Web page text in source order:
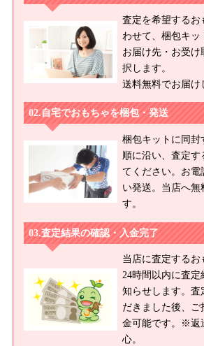
査定を希望するお
わせて、梱包キッ
お届け先・お受
択します。
送料無料でお届け
自宅でおもちゃを梱包・発送
梱包キットに同
順に沿い、査定す
てください。お
い発送。当店へ無
す。
査定結果の確認・入金完了
当店に査定するお
24時間以内に査
知らせします。査
だきました後、ご
金可能です。※返
心。